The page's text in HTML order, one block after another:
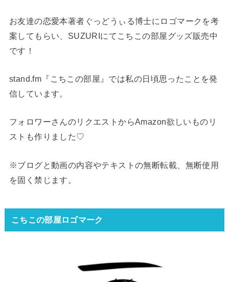
お友達の恋愛本著者ぐっどうぃる博士にロゴマークを考
案してもらい、SUZURIにてこちこの部屋グッズ販売中
です！
stand.fm『こちこの部屋』では私の日頃思ったことを発
信しています。
フォロワーさんのリクエストからAmazon欲しいものリ
ストも作りました♡
※ブログと動画の内容やテキストの無断転載、無断使用
を固く禁じます。
こちこの部屋ロゴマーク